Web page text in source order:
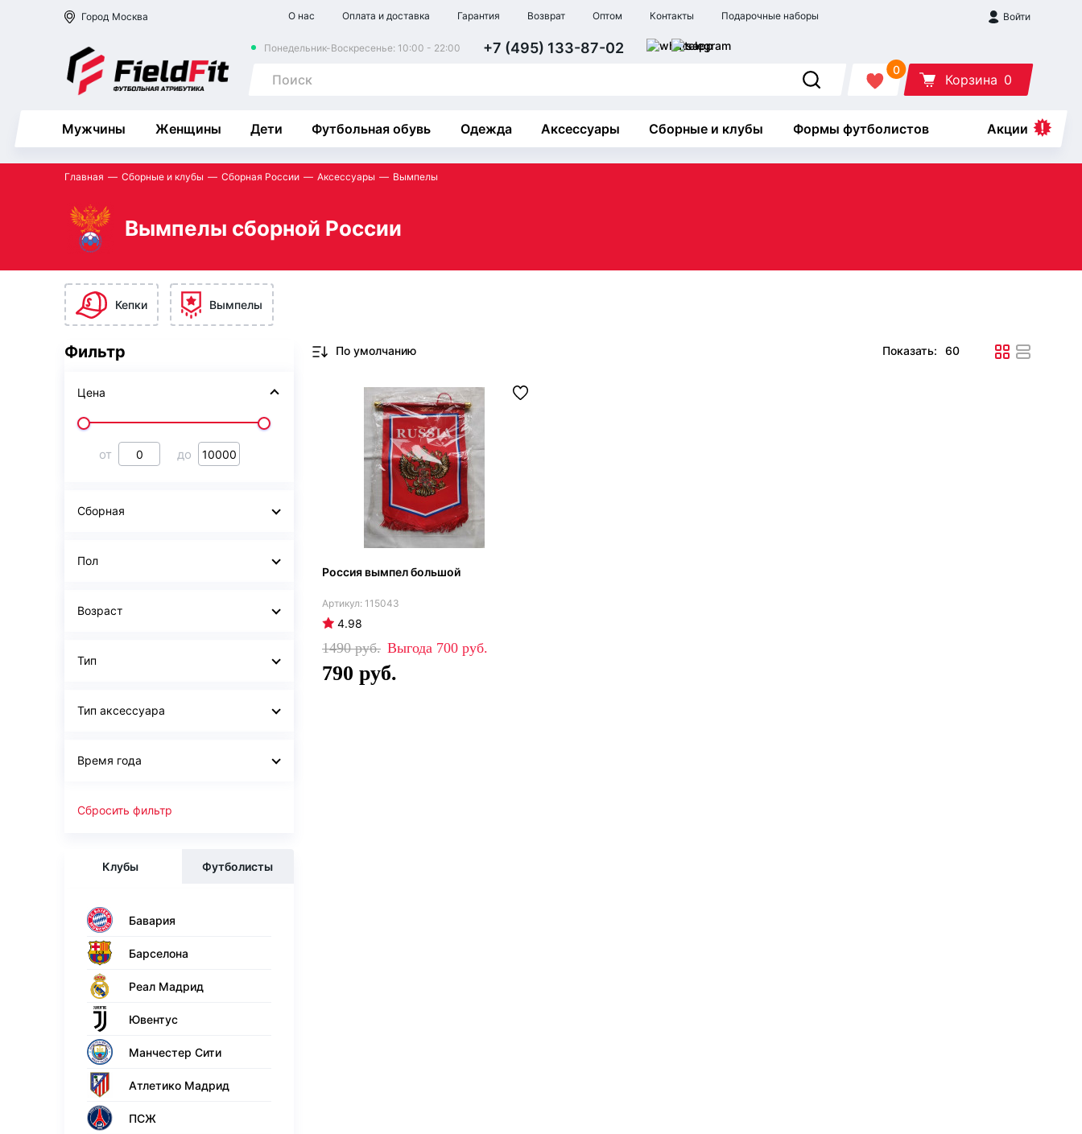
Город Москва О нас Оплата и доставка Гарантия Возврат Оптом Контакты Подарочные наборы Войти
Понедельник-Воскресенье: 10:00 - 22:00 +7 (495) 133-87-02
0
Корзина 0
Мужчины Женщины Дети Футбольная обувь Одежда Аксессуары Сборные и клубы Формы футболистов Акции
Главная Сборные и клубы Сборная России Аксессуары Вымпелы
Вымпелы сборной России
Кепки Вымпелы
Фильтр
Цена
от до
Сборная
Пол
Возраст
Тип
Тип аксессуара
Время года
Сбросить фильтр
Клубы Футболисты
Бавария
Барселона
Реал Мадрид
Ювентус
Манчестер Сити
Атлетико Мадрид
ПСЖ
Показать:
Россия вымпел большой
115043
4.98
1490 700
790